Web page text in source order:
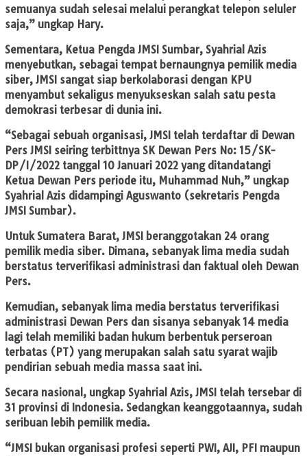
semuanya sudah selesai melalui perangkat telepon seluler
saja,” ungkap Hary.
Sementara, Ketua Pengda JMSI Sumbar, Syahrial Azis
menyebutkan, sebagai tempat bernaungnya pemilik media
siber, JMSI sangat siap berkolaborasi dengan KPU
menyambut sekaligus menyukseskan salah satu pesta
demokrasi terbesar di dunia ini.
“Sebagai sebuah organisasi, JMSI telah terdaftar di Dewan
Pers JMSI seiring terbittnya SK Dewan Pers No: 15/SK-
DP/I/2022 tanggal 10 Januari 2022 yang ditandatangi
Ketua Dewan Pers periode itu, Muhammad Nuh,” ungkap
Syahrial Azis didampingi Aguswanto (sekretaris Pengda
JMSI Sumbar).
Untuk Sumatera Barat, JMSI beranggotakan 24 orang
pemilik media siber. Dimana, sebanyak lima media sudah
berstatus terverifikasi administrasi dan faktual oleh Dewan
Pers.
Kemudian, sebanyak lima media berstatus terverifikasi
administrasi Dewan Pers dan sisanya sebanyak 14 media
lagi telah memiliki badan hukum berbentuk perseroan
terbatas (PT) yang merupakan salah satu syarat wajib
pendirian sebuah media massa saat ini.
Secara nasional, ungkap Syahrial Azis, JMSI telah tersebar di
31 provinsi di Indonesia. Sedangkan keanggotaannya, sudah
seribuan lebih pemilik media.
“JMSI bukan organisasi profesi seperti PWI, AJI, PFI maupun